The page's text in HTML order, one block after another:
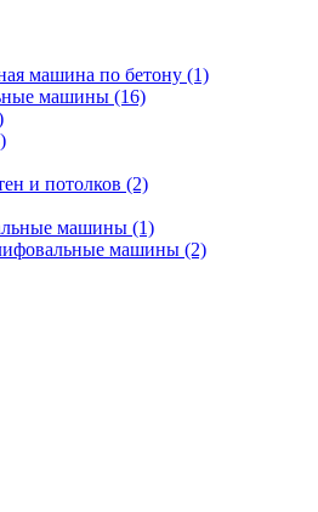
машина по бетону (1)
машины (16)
и потолков (2)
машины (1)
машины (2)